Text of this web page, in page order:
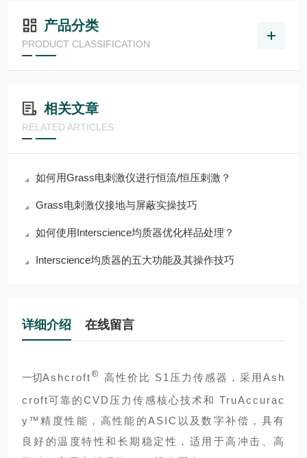
产品分类
PRODUCT CLASSIFICATION
相关文章
RELATED ARTICLES
如何用Grass电刺激仪进行恒流/恒压刺激？
Grass电刺激仪接地与屏蔽实操技巧
如何使用Interscience均质器优化样品处理？
Interscience均质器的五大功能及其操作技巧
详细介绍 在线留言
一切Ashcroft ® 高性价比 S1压力传感器，采用Ash
croft可靠的CVD压力传感核心技术和 TruAccurac
y™精度性能，高性能的ASIC以及数字补偿，具有
良好的温度特性和长期稳定性，适用于高冲击、高